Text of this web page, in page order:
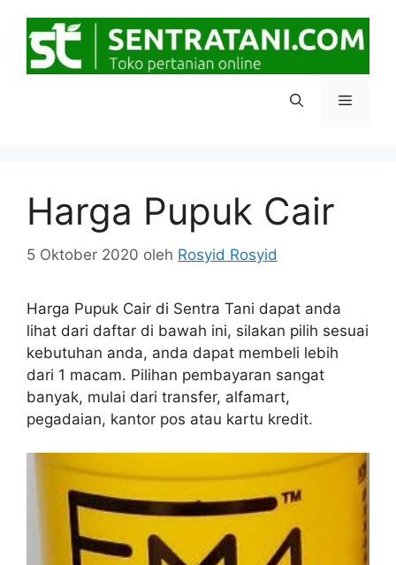
Menu
Harga Pupuk Cair
5 Oktober 2020 oleh Rosyid Rosyid
Harga Pupuk Cair di Sentra Tani dapat anda
lihat dari daftar di bawah ini, silakan pilih sesuai
kebutuhan anda, anda dapat membeli lebih
dari 1 macam. Pilihan pembayaran sangat
banyak, mulai dari transfer, alfamart,
pegadaian, kantor pos atau kartu kredit.